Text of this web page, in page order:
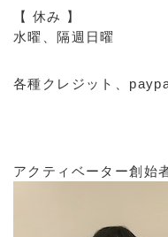
【 休み 】
水曜、隔週日曜
各種クレジット、
アクティベーター創始